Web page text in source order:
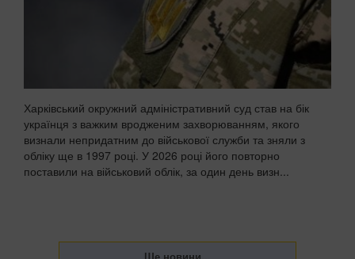
Харківський окружний адміністративний суд став на бік
українця з важким вродженим захворюванням, якого
визнали непридатним до військової служби та зняли з
обліку ще в 1997 році. У 2026 році його повторно
поставили на військовий облік, за один день визн...